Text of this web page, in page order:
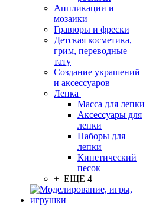
Аппликации и
мозаики
Гравюры и фрески
Детская косметика,
грим, переводные
тату
Создание украшений
и аксессуаров
Лепка
Масса для лепки
Аксессуары для
лепки
Наборы для
лепки
Кинетический
песок
+ ЕЩЕ 4